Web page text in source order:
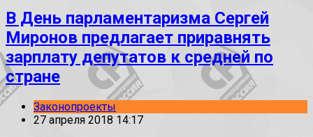
В День парламентаризма Сергей
Миронов предлагает приравнять
зарплату депутатов к средней по
стране
Законопроекты
27 апреля 2018 14:17